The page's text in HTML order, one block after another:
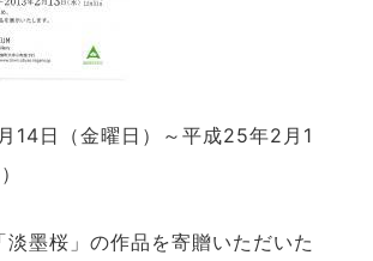
14日（金曜日）～平成25年2月1
淡墨桜」の作品を寄贈いただいた